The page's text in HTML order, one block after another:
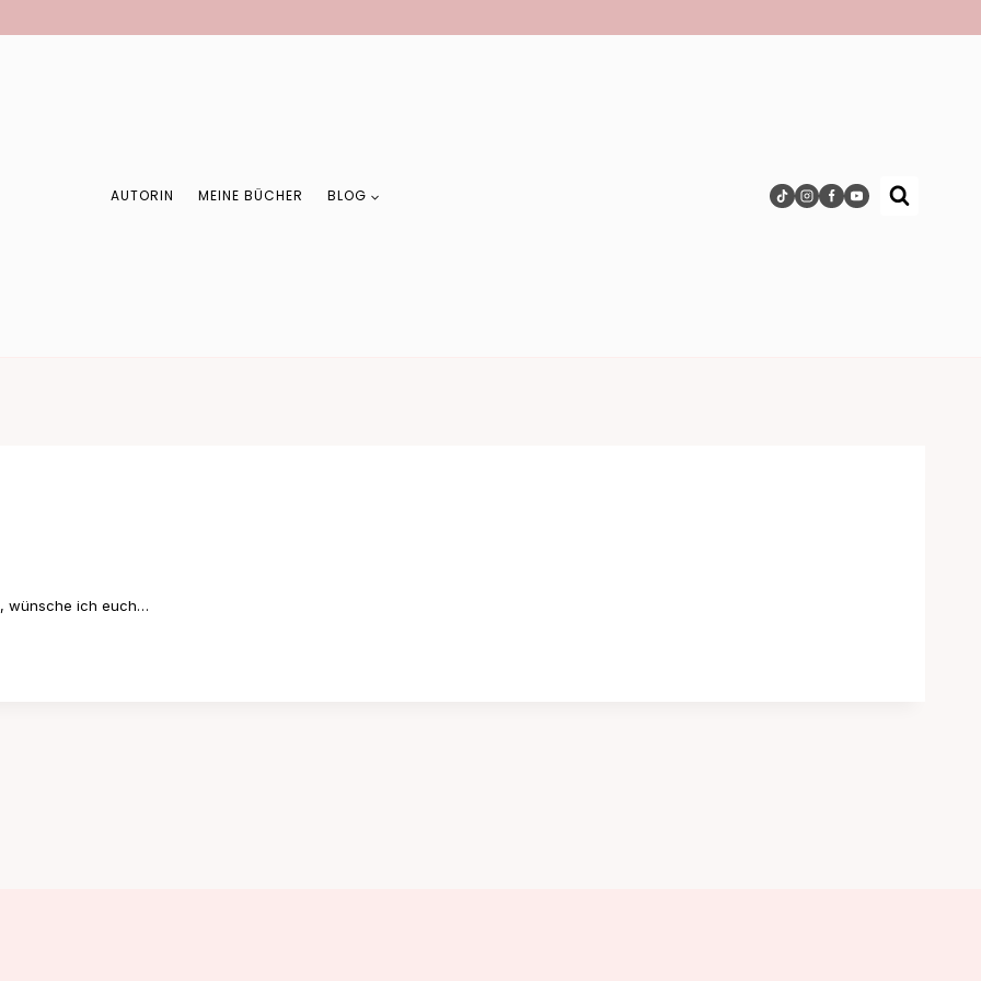
AUTORIN MEINE BÜCHER BLOG
wünsche ich euch…